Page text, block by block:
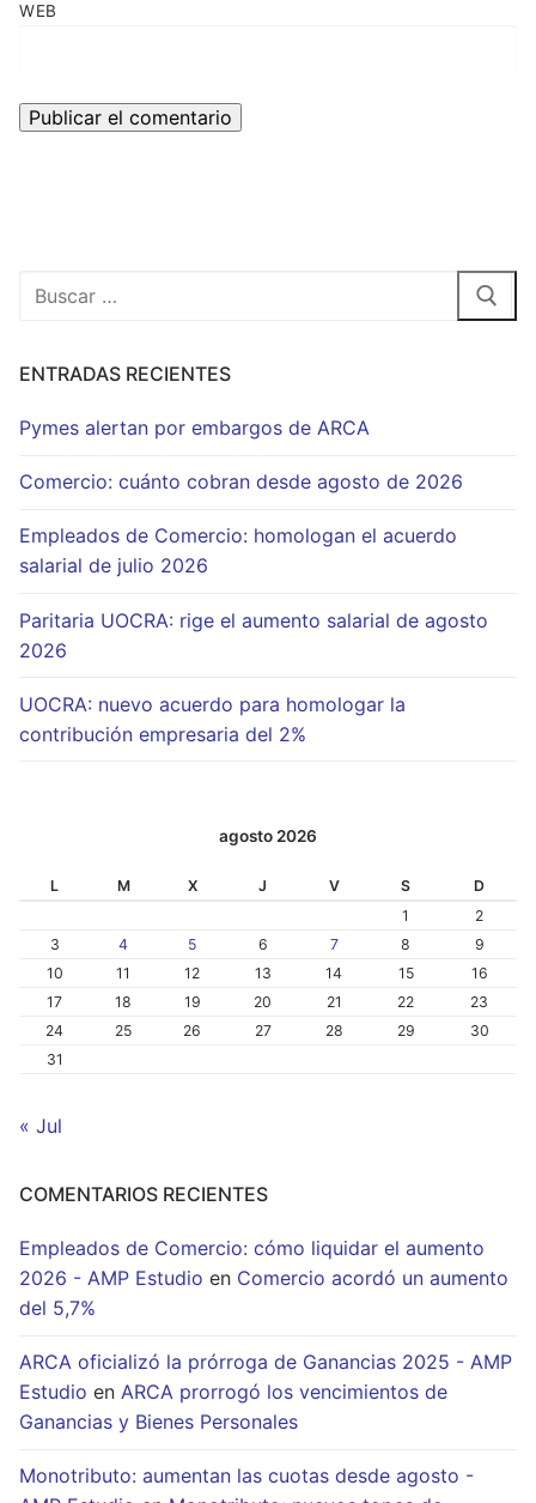
WEB
Buscar:
ENTRADAS RECIENTES
Pymes alertan por embargos de ARCA
Comercio: cuánto cobran desde agosto de 2026
Empleados de Comercio: homologan el acuerdo
salarial de julio 2026
Paritaria UOCRA: rige el aumento salarial de agosto
2026
UOCRA: nuevo acuerdo para homologar la
contribución empresaria del 2%
agosto 2026
L M X J V S
D
1
2
3
4 5 6 7 8
9
10
11 12 13 14 15
16
17
18 19 20 21 22
23
24
25 26 27 28 29
30
31
« Jul
COMENTARIOS RECIENTES
Empleados de Comercio: cómo liquidar el aumento
2026 - AMP Estudio en Comercio acordó un aumento
del 5,7%
ARCA oficializó la prórroga de Ganancias 2025 - AMP
Estudio en ARCA prorrogó los vencimientos de
Ganancias y Bienes Personales
Monotributo: aumentan las cuotas desde agosto -